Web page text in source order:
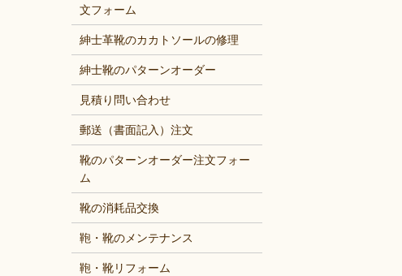
文フォーム
紳士革靴のカカトソールの修理
紳士靴のパターンオーダー
見積り問い合わせ
郵送（書面記入）注文
靴のパターンオーダー注文フォー
ム
靴の消耗品交換
鞄・靴のメンテナンス
鞄・靴リフォーム